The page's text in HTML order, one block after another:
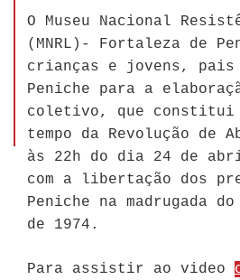
O Museu Nacional
(MNRL)- Fortaleza de
crianças e jovens, pais
Peniche para a
coletivo, que constitui
tempo da Revolução
às 22h do dia 24 de
com a libertação dos
Peniche na madrugada
de 1974.
Para assistir ao video